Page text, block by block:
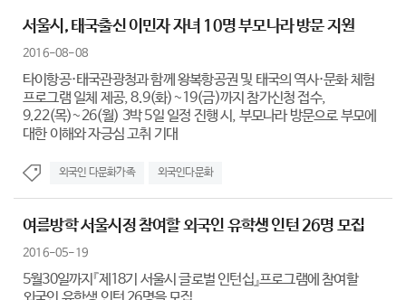
서울시, 태국출신 이민자 자녀 10명 부모나라 방문 지원
2016-08-08
타이항공·태국관광청과 함께 왕복항공권 및 태국의 역사·문화 체험
프로그램 일체 제공, 8.9(화)~19(금)까지 참가신청 접수,
9.22(목)~26(월) 3박 5일 일정 진행 시, 부모나라 방문으로 부모에
대한 이해와 자긍심 고취 기대
외국인 다문화가족 외국인다문화
여름방학 서울시정 참여할 외국인 유학생 인턴 26명 모집
2016-05-19
5월30일까지『제18기 서울시 글로벌 인턴십』프로그램에 참여할